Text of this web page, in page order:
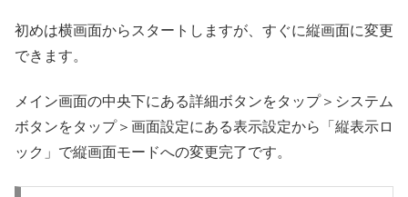
初めは横画面からスタートしますが、すぐに縦画面に変更
できます。
メイン画面の中央下にある詳細ボタンをタップ＞システム
ボタンをタップ＞画面設定にある表示設定から「縦表示ロ
ック」で縦画面モードへの変更完了です。